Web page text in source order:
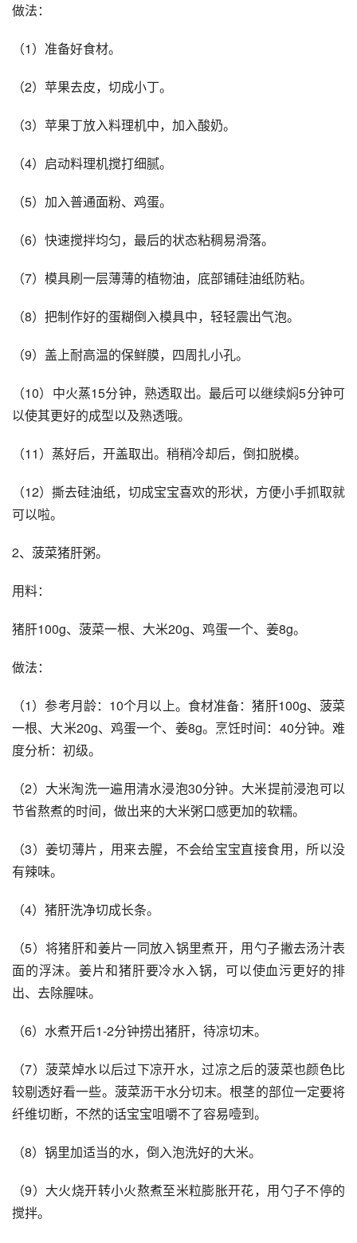
做法：
（1）准备好食材。
（2）苹果去皮，切成小丁。
（3）苹果丁放入料理机中，加入酸奶。
（4）启动料理机搅打细腻。
（5）加入普通面粉、鸡蛋。
（6）快速搅拌均匀，最后的状态粘稠易滑落。
（7）模具刷一层薄薄的植物油，底部铺硅油纸防粘。
（8）把制作好的蛋糊倒入模具中，轻轻震出气泡。
（9）盖上耐高温的保鲜膜，四周扎小孔。
（10）中火蒸15分钟，熟透取出。最后可以继续焖5分钟可
以使其更好的成型以及熟透哦。
（11）蒸好后，开盖取出。稍稍冷却后，倒扣脱模。
（12）撕去硅油纸，切成宝宝喜欢的形状，方便小手抓取就
可以啦。
2、菠菜猪肝粥。
用料：
猪肝100g、菠菜一根、大米20g、鸡蛋一个、姜8g。
做法：
（1）参考月龄：10个月以上。食材准备：猪肝100g、菠菜
一根、大米20g、鸡蛋一个、姜8g。烹饪时间：40分钟。难
度分析：初级。
（2）大米淘洗一遍用清水浸泡30分钟。大米提前浸泡可以
节省熬煮的时间，做出来的大米粥口感更加的软糯。
（3）姜切薄片，用来去腥，不会给宝宝直接食用，所以没
有辣味。
（4）猪肝洗净切成长条。
（5）将猪肝和姜片一同放入锅里煮开，用勺子撇去汤汁表
面的浮沫。姜片和猪肝要冷水入锅，可以使血污更好的排
出、去除腥味。
（6）水煮开后1-2分钟捞出猪肝，待凉切末。
（7）菠菜焯水以后过下凉开水，过凉之后的菠菜也颜色比
较剔透好看一些。菠菜沥干水分切末。根茎的部位一定要将
纤维切断，不然的话宝宝咀嚼不了容易噎到。
（8）锅里加适当的水，倒入泡洗好的大米。
（9）大火烧开转小火熬煮至米粒膨胀开花，用勺子不停的
搅拌。